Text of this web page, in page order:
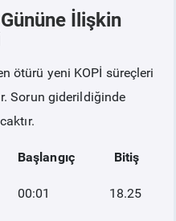
İlişkin
ötürü yeni KOPİ süreçleri
Sorun giderildiğinde
Bitiş
00:01 18.25